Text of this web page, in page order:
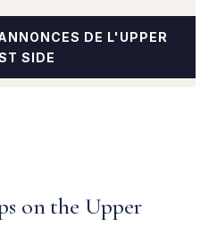
DE L'UPPER
SIDE